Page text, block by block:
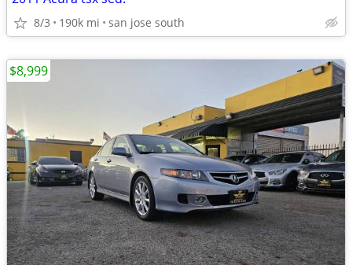
8/3 190k mi san jose south
$8,999